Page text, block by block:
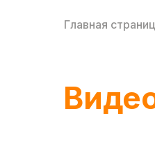
Главная